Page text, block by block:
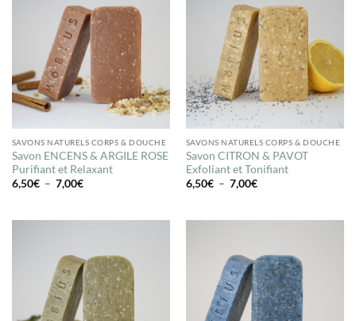
SAVONS NATURELS CORPS & DOUCHE
Savon ENCENS & ARGILE ROSE
Purifiant et Relaxant
6,50€ – 7,00€Plage
à
SAVONS NATURELS CORPS & DOUCHE
Savon CITRON & PAVOT
Exfoliant et Tonifiant
6,50€ – 7,00€Plage
à